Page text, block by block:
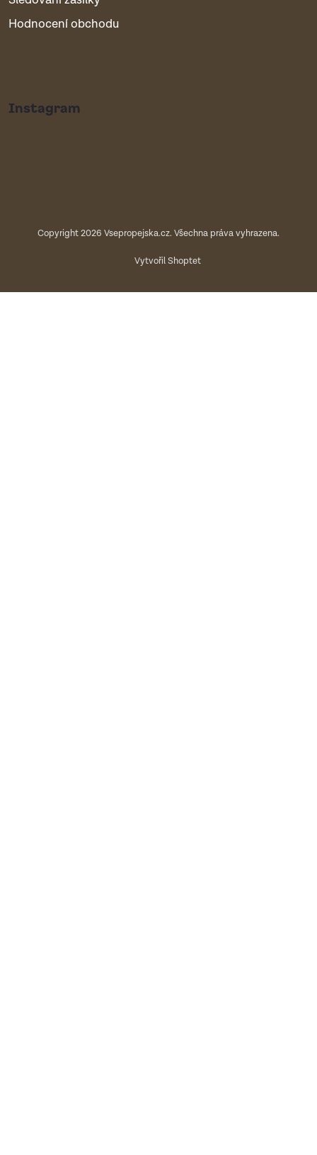
Hodnocení obchodu
Instagram
Vytvořil Shoptet
Copyright 2026 Vsepropejska.cz. Všechna práva vyhrazena.